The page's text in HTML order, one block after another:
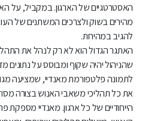
שירותי אפיון והטמעת מאנדיי ב-Web3D
להתנסות חינם במאנדיי ל-14 יום
האסטרטגיים של הארגון. במקביל, על
מהירים בשוק ולצרכים המשתנים של
להגיב במהירות.
האתגר הגדול הוא לא רק לנהל את
שהניהול יהיה שקוף ומבוסס על נתונים
לתמונה פלטפורמת מאנדיי, שמציעה
את כל תהליכי משאבי האנוש בצורה
הייחודיים של כל ארגון. מאנדיי